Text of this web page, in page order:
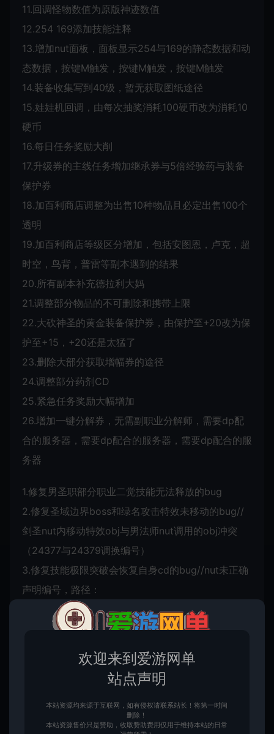
11.回调怪物数值为原版神迹数值
12.254 169添加技能注释
13.增加nut面板，面板显示254与169的静态数据和动
态数据，按键M触发，按键M触发，按键M触发
14.装备收集写到40级，暂无获取图纸途径
15.娃娃机回调，由每次抽奖消耗100硬币改为消耗10
硬币
16.每日任务奖励大削
17.升级券的主线任务增加继承券与5倍经验药与装备
保护券
18.加百利商店调整为出售10种物品且必定出售100个
透明
19.加百利商店等级区分增加，包括安图恩，卢克，超
时空，鸟背，普雷等副本遇到的结果
20.所有副本补充德拉利大妈
21.调整部分物品的不可删除和携带上限
22.大砍神圣的黄金装备保护券，由保护至+20改为保
护至+15，+20还是太猛了
23.删除大部分获取增幅券的途径
24.调整部分药剂CD
25.紧急任务奖励大幅增加
26.增加一键分解券，无需副职业分解师，需要dp配
合的服务器，需要dp配合的服务器，需要dp配合的服
务器
1.修复男圣职部分职业二觉技能无法释放的bug
2.修复圣域边界boss和绿名攻击特效未移动的bug//
剑圣nut内移动特效obj与男法师nut调用的obj冲突
（24377与24379调换编号）
3.修复技能极限突破会恢复自身cd的bug//nut未正确
声明编号，路径：
sqr/character/common/common_header.nut
4.添加全职业添加极限突破技能
5.添加绿色瞬移药剂用于传送95级后的区域
6.修复影舞者二觉技能无法释放的问题
7.适配部分角色二觉宽屏插画
8.适配muqing最新插件，真14键＋nut2键
欢迎来到爱游网单
站点声明
本站资源均来源于互联网，如有侵权请联系站长！将第一时间
删除！
本站资源售价只是赞助，收取赞助费用仅用于维持本站的日常